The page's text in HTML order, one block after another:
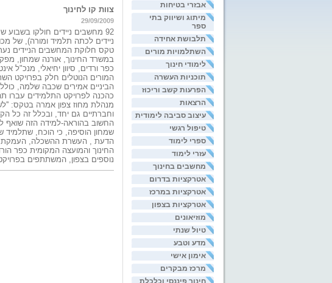
אבזרי בטיחות
מיתוג ושיווק בתי
ספר
תלבושת אחידה
השתלמויות מורים
לימודי חינוך
תוכניות העשרה
הפרעות קשב וריכוז
הרצאות
עיצוב סביבה לימודית
טיפול רגשי
ספרי לימוד
עזרי לימוד
מחשבים בחינוך
אטרקציות בדרום
אטרקציות במרכז
אטרקציות בצפון
מוזיאונים
טיול שנתי
מדע וטבע
אימון אישי
מרכז מבקרים
חינוך פיננסי וכלכלת
צוות קו לחינוך
29/09/2009
92 מחשבים ניידים חולקו
ניידים לכתה תלמיד ומורה), של
במשרד החינוך, אורנה שמחון,
כפר ורדים, סיוון יחיאלי, מנכ"ל
המורים הנוטלים חלק בפרויקט
הביניים אמירים שכבה שלמה, כולל 9 תלמידי חינוך
כהכנה לפרויקט התלמידים עברו
מנהלת מחוז צפון אמרה בטקס:
וחברתיים גם יחד, ובכלל זה כל
החשוב בהוראה-למידה הזה שואף
שמחון הוסיפה, כי הוכח, שתלמיד
הדעת , העשרת ההשכלה, העמקת
החינוך והמועצה המקומית כפר
נוספים בצפון, המשתתפים